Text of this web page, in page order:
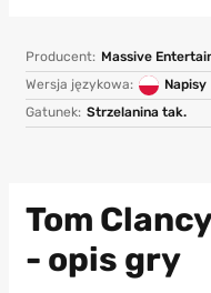
Producent: Massive
Wersja językowa:
Napisy
Gatunek: Strzelanina tak.
Tom
- opis gry